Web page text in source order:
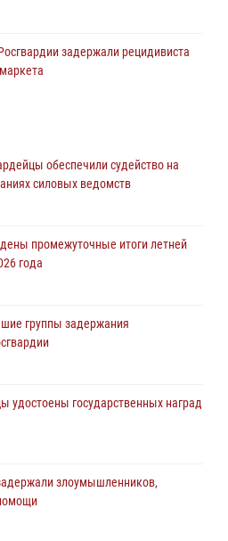
задержали рецидивиста
провел военно-полевые
воров в Челябинске
задержали
по горячим следам
обеспечили судейство на
силовых ведомств
промежуточные итоги летней
года
группы задержания
удостоены государственных наград
злоумышленников,